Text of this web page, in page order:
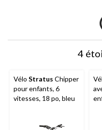
4
Vélo Stratus Chipper
pour enfants, 6
vitesses, 18 po, bleu